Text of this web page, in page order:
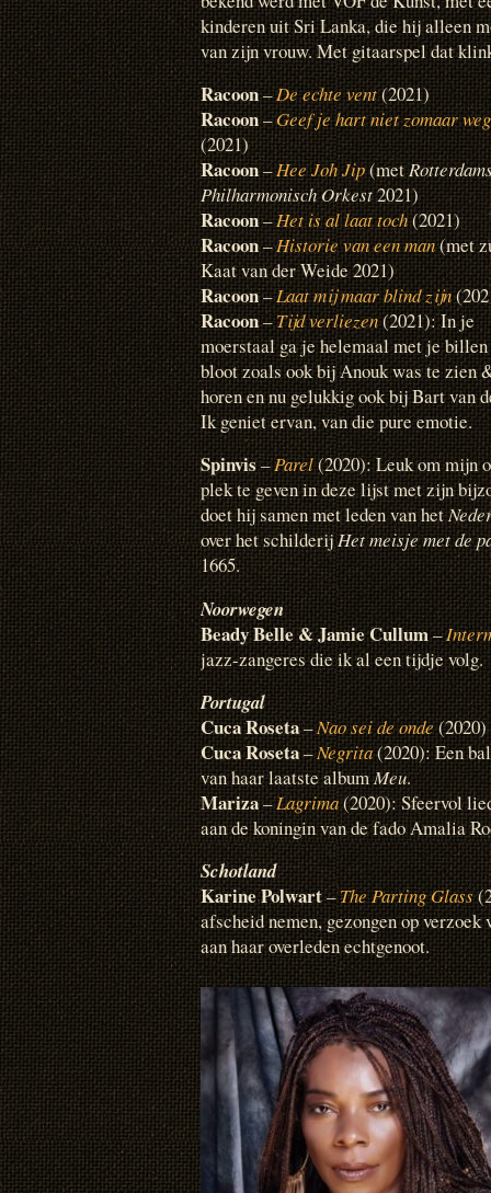
kinderen uit Sri Lanka, die hij alleen
van zijn vrouw. Met gitaarspel dat
Racoon–De echte vent(2021)
Racoon–Geef je hart niet zomaar weg
(2021)
Racoon–Hee Joh Jip(met
Philharmonisch Orkest2021)
Racoon–Het is al laat toch(2021)
Racoon–Historie van een man(met
Kaat van der Weide 2021)
Racoon–Laat mij maar blind zijn
Racoon–Tijd verliezen(2021): In je
moerstaal ga je helemaal met je billen
bloot zoals ook bij Anouk was te zien
horen en nu gelukkig ook bij Bart van
Ik geniet ervan, van die pure emotie.
Spinvis–Parel(2020): Leuk om mijn
plek te geven in deze lijst met zijn
doet hij samen met leden van het
over het schilderijHet meisje met de
1665.
Noorwegen
Beady Belle & Jamie Cullum–
jazz-zangeres die ik al een tijdje volg.
Portugal
Cuca Roseta–Nao sei de onde(2020)
Cuca Roseta–Negrita(2020): Een
van haar laatste albumMeu.
Mariza–Lagrima(2020): Sfeervol
aan de koningin van de fado Amalia
Schotland
Karine Polwart–The Parting Glass
afscheid nemen, gezongen op
aan haar overleden echtgenoot.